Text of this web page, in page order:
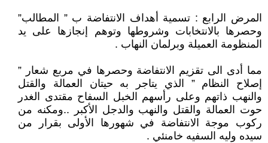
المرض الرابع : تسمية أهداف الانتفاضة ب ” المطالب”
وحصرها بالانتخابات وشروطها وتوهم إنجازها على يد
المنظومة العميلة وبرلمان النهاب .
مما أدى الى تقزيم الانتفاضة وحصرها في مربع شعار ”
إصلاح النظام ” الذي يتاجر به حيتان العمالة والقتل
والنهب ذاتهم وعلى رأسهم الخبل السفاح مقتدى الغدر
حوت العمالة والقتل والنهب والدجل الأكبر ..ومكنه من
ركوب موجة الانتفاضة في شهورها الأولى بقرار من
سيده وليه السفيه خامنئي .